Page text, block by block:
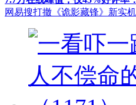
网易搜打撤《诡影藏锋》新实